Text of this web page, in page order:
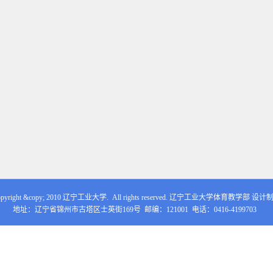
&copy; 2010 辽宁工业大学. All rights reserved. 辽宁工业大学体育教学部 设计
地址：辽宁省锦州市古塔区士英街169号 邮编：121001 电话：0416-4199703